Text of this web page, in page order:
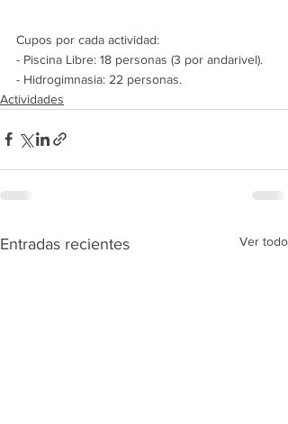
Cupos por cada actividad:
- Piscina Libre: 18 personas (3 por andarivel).
- Hidrogimnasia: 22 personas.
Actividades
Entradas recientes Ver todo